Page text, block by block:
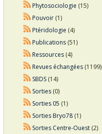
Phytosociologie (15)
Pouvoir(1)
Ptéridologie (4)
Publications(51)
Ressources(4)
Revues échangées(1199)
SBDS(14)
Sorties(0)
Sorties 05 (1)
Sorties Bryo78(1)
Sorties Centre-Ouest(2)